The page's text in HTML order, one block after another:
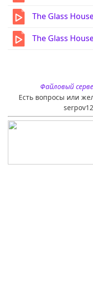
The Glass
The Glass
Файловый
Есть вопросы или